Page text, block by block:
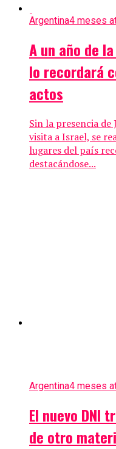
Argentina4 meses
A un año de
lo recordará
actos
Sin la presencia de
visita a Israel, se
lugares del país
destacándose...
Argentina4 meses
El nuevo DNI
de otro